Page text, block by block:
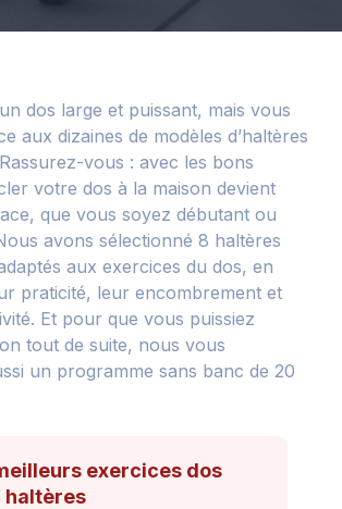
dos large et puissant, mais vous
aux dizaines de modèles d’haltères
vous : avec les bons
votre dos à la maison devient
que vous soyez débutant ou
avons sélectionné 8 haltères
aux exercices du dos, en
praticité, leur encombrement et
Et pour que vous puissiez
tout de suite, nous vous
un programme sans banc de 20
exercices dos
haltères